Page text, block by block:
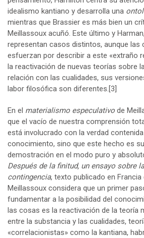
idealismo kantiano y desarrolla una
mientras que Brassier es más bien un
Meillassoux acuñó. Este último y
representan casos distintos, aunque las
esfuerzan por describir a este «extraño
la reactivación de nuevas teorías sobre
relación con las cualidades, sus
labor filosófica son diferentes.[3]
En el materialismo especulativo de
que el vacío de nuestra comprensión
está involucrado con la verdad
conocimiento, sino que este hecho es
demostración en el modo puro y
Después de la finitud, un ensayo sobre
contingencia, texto publicado en Francia
Meillassoux considera que un primer
fundamentar a la posibilidad del
las cosas es la reactivación de la teoría
entre la substancia y las cualidades,
«correlacionistas» como la kantiana,